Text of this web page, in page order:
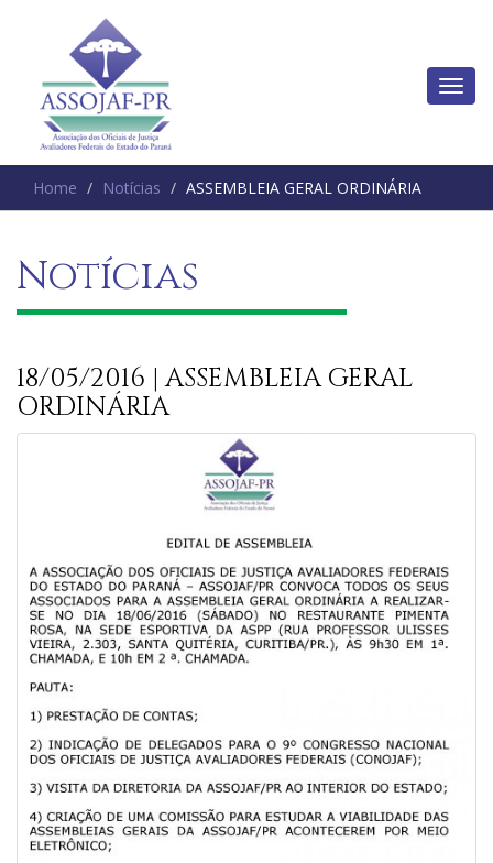
Home Notícias ASSEMBLEIA GERAL ORDINÁRIA
Notícias
18/05/2016 | ASSEMBLEIA GERAL
ORDINÁRIA